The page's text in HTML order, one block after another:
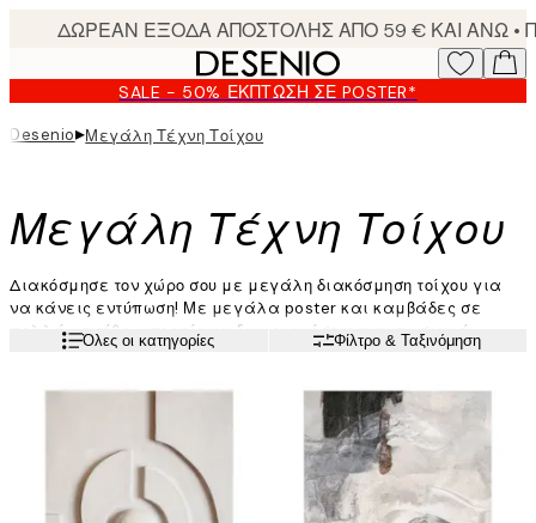
content.
SALE - 50% ΈΚΠΤΩΣΗ ΣΕ POSTER*
Desenio▸Μεγάλη Τέχνη Τοίχου
Μεγάλη Τέχνη Τοίχου
Διακόσμησε τον χώρο σου με μεγάλη διακόσμηση τοίχου για
να κάνεις εντύπωση! Με μεγάλα poster και καμβάδες σε
πολλά μεγέθη, μπορείς να δημιουργήσεις εντυπωσιακά
εσωτερικά με κομμάτια που πραγματικά αγαπάς. Πουλάμε
70x70cm, 70x100cm, 135x135cm και 100x140cm. Δημιούργησε
τολμηρά διακοσμητικά στυλ με διακόσμηση τοίχου μεγάλου
Διαβάστε περισσότερα
Όλες οι κατηγορίες Φίλτρο & Ταξινόμηση